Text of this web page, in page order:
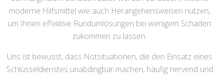
moderne Hilfsmittel wie auch Herangehensweisen nutzen,
um Ihnen effektive Rundumlösungen bei wenigem Schaden
zukommen zu lassen.
Uns ist bewusst, dass Notsituationen, die den Einsatz eines
Schlüsseldienstes unabdingbar machen, häufig nervend und